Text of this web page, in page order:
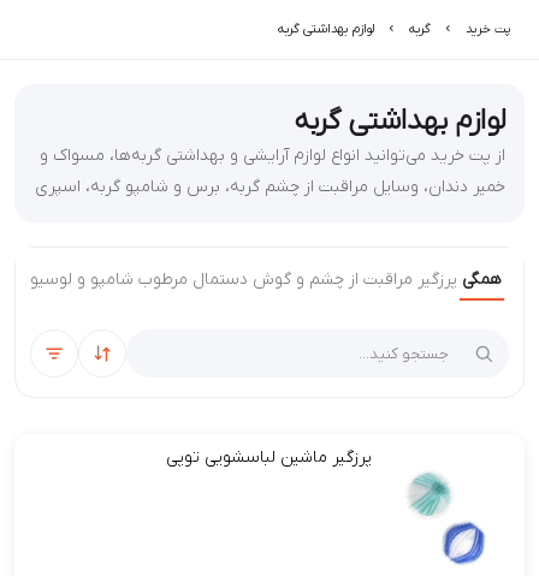
پت خرید گربه لوازم بهداشتی گربه
لوازم بهداشتی گربه
از پت خرید می‌توانید انواع لوازم آرایشی و بهداشتی گربه‌ها، مسواک و
خمیر دندان، وسایل مراقبت از چشم گربه، برس و شامپو گربه، اسپری
همگی پرزگیر مراقبت از چشم و گوش دستمال مرطوب شامپو و لوسیون
مرتب‌سازی
فیلتر
پرزگیر ماشین لباسشویی توپی